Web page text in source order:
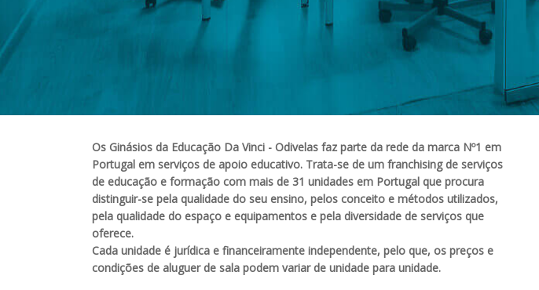
Os Ginásios da Educação Da Vinci - Odivelas faz parte da rede da marca Nº1 em
Portugal em serviços de apoio educativo. Trata-se de um franchising de serviços
de educação e formação com mais de 31 unidades em Portugal que procura
distinguir-se pela qualidade do seu ensino, pelos conceito e métodos utilizados,
pela qualidade do espaço e equipamentos e pela diversidade de serviços que
oferece.
Cada unidade é jurídica e financeiramente independente, pelo que, os preços e
condições de aluguer de sala podem variar de unidade para unidade.